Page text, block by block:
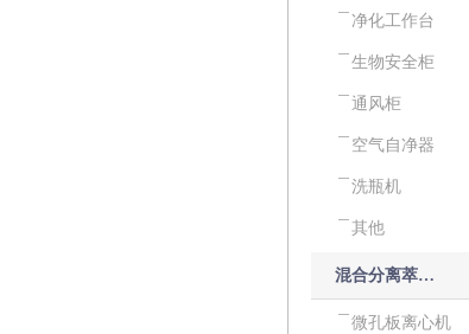
净化工作台
生物安全柜
通风柜
空气自净器
洗瓶机
其他
混合分离萃取设备
微孔板离心机